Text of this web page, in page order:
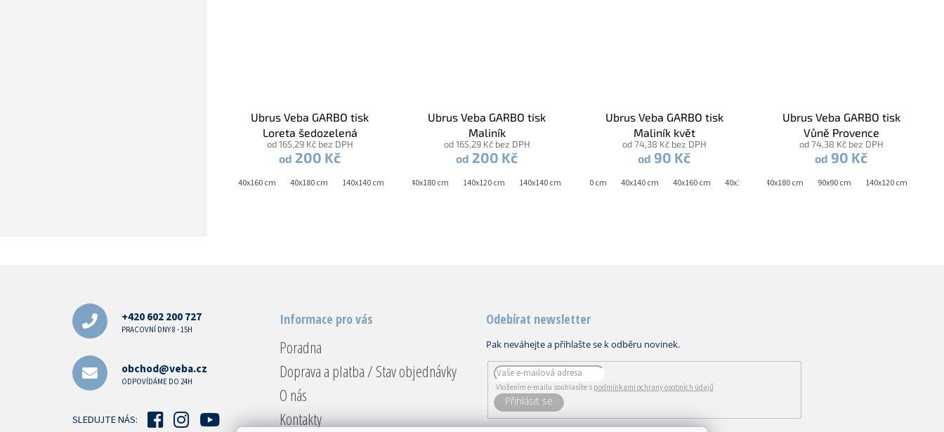
Ubrus Veba GARBO tisk
Loreta šedozelená
od 165,29 Kč bez DPH
od 200 Kč
40x160 cm 40x180 cm 140x140 cm 140x180 cm
Ubrus Veba GARBO tisk
Maliník
od 165,29 Kč bez DPH
od 200 Kč
40x120 cm 40x140 cm 40x160 cm 40x180 cm 140x120 cm 140x140 cm 140x180 cm 140x220 cm
Ubrus Veba GARBO tisk
Maliník květ
od 74,38 Kč bez DPH
od 90 Kč
40x40 cm 40x120 cm 40x140 cm 40x160 cm 40x180 cm
Ubrus Veba GARBO tisk
Vůně Provence
od 74,38 Kč bez DPH
od 90 Kč
40x40 cm 40x120 cm 40x140 cm 40x160 cm 40x180 cm 90x90 cm 140x120 cm
p
v
k
y
v
i
+420 602 200 727
PRACOVNÍ DNY 8 - 15H
obchod@veba.cz
ODPOVÍDÁME DO 24H
SLEDUJTE NÁS:
Informace pro vás
Poradna
Doprava a platba / Stav objednávky
O nás
Kontakty
Odebírat newsletter
Vložením e-mailu souhlasíte s podmínkami ochrany osobních údajů
PŘIHLÁSIT
SE